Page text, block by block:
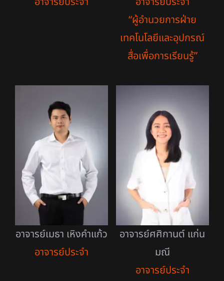
“ผู้อํานวยการฝ่าย
เทคโนโลยีและอุปกรณ์
สื่อเพื่อการเรียนรู้”
อาจารย์เมธา เหิงคำแก้ว
อาจารย์ประจำ
อาจารย์ศศิกานต์ แก่น
มณี
อาจารย์ประจำ